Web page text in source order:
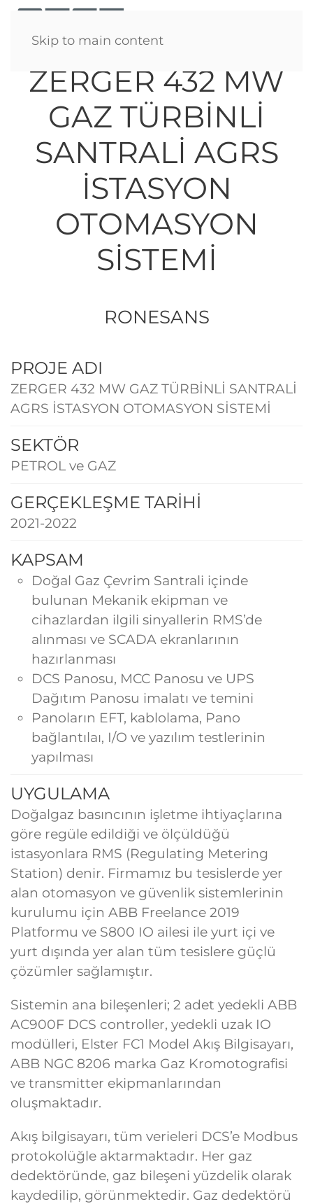
Skip to main content
ZERGER 432 MW
GAZ TÜRBİNLİ
SANTRALİ AGRS
İSTASYON
OTOMASYON
SİSTEMİ
RONESANS
PROJE ADI
ZERGER 432 MW GAZ TÜRBİNLİ SANTRALİ
AGRS İSTASYON OTOMASYON SİSTEMİ
SEKTÖR
PETROL ve GAZ
GERÇEKLEŞME TARİHİ
2021-2022
KAPSAM
Doğal Gaz Çevrim Santrali içinde
bulunan Mekanik ekipman ve
cihazlardan ilgili sinyallerin RMS’de
alınması ve SCADA ekranlarının
hazırlanması
DCS Panosu, MCC Panosu ve UPS
Dağıtım Panosu imalatı ve temini
Panoların EFT, kablolama, Pano
bağlantılaı, I/O ve yazılım testlerinin
yapılması
UYGULAMA
Doğalgaz basıncının işletme ihtiyaçlarına
göre regüle edildiği ve ölçüldüğü
istasyonlara RMS (Regulating Metering
Station) denir. Firmamız bu tesislerde yer
alan otomasyon ve güvenlik sistemlerinin
kurulumu için ABB Freelance 2019
Platformu ve S800 IO ailesi ile yurt içi ve
yurt dışında yer alan tüm tesislere güçlü
çözümler sağlamıştır.
Sistemin ana bileşenleri; 2 adet yedekli ABB
AC900F DCS controller, yedekli uzak IO
modülleri, Elster FC1 Model Akış Bilgisayarı,
ABB NGC 8206 marka Gaz Kromotografisi
ve transmitter ekipmanlarından
oluşmaktadır.
Akış bilgisayarı, tüm verieleri DCS’e Modbus
protokolüğle aktarmaktadır. Her gaz
dedektöründe, gaz bileşeni yüzdelik olarak
kaydedilip, görünmektedir. Gaz dedektörü